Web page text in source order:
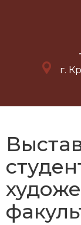
г.